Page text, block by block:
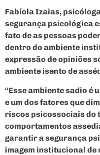
Fabíola Izaias,
segurança psicológica
fato de as pessoas
dentro do ambiente
expressão de opiniões
ambiente isento de
“Esse ambiente sadio é
e um dos fatores que
riscos psicossociais do
comportamentos
garantir a segurança
imagem institucional de